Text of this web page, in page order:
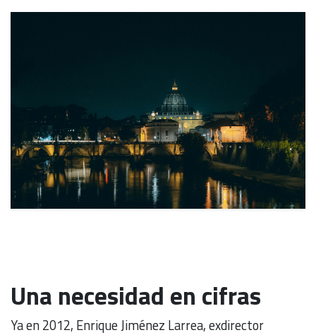
Una necesidad en cifras
Ya en 2012, Enrique Jiménez Larrea, exdirector